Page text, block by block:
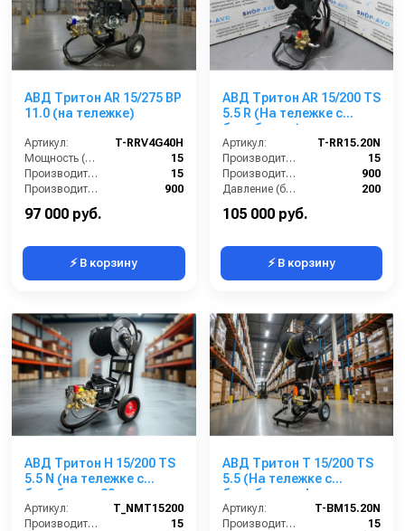
АВД Тритон AR 15/275 ВР
11.0 (на тележке)
Артикул:
T-RRV4G40H
Мощность (л/с):
15
Производительность (л/мин):
15
Производительность (л/ч):
900
97 000 руб.
⚡ В корзину
АВД Тритон AR 15/200 TS
5.5 R (На тележке с
барабаном)
Артикул:
T-RR15.20N
Производительность (л/мин):
15
Производительность (л/ч):
900
Давление (бар):
200
105 000 руб.
⚡ В корзину
АВД Тритон Н 15/200 TS
5.5 N (на тележке с
барабаном 30м на
двигателе Николини)
Артикул:
T_NMT15200
Производительность (л/мин):
15
АВД Тритон Т 15/200 TS
5.5 (На тележке с
барабаном, фильр,
переходник)
Артикул:
T-BM15.20N
Производительность (л/мин):
15